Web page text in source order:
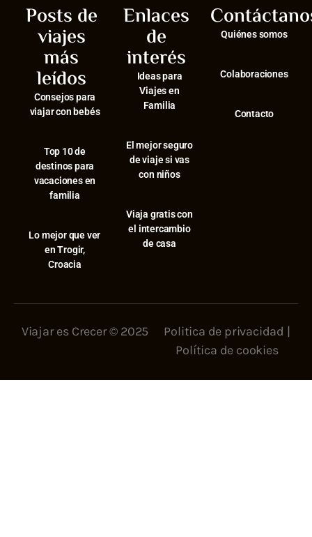
Posts de
viajes
más
leídos
Consejos para
viajar con bebés
⁠Top 10 de
destinos para
vacaciones en
familia
⁠Lo mejor que ver
en Trogir,
Croacia
Enlaces
de
interés
Ideas para
Viajes en
Familia
El mejor seguro
de viaje si vas
con niños
Viaja gratis con
el intercambio
de casa
Quiénes somos
Colaboraciones
Contacto
Viajar es Crecer © 2025 Politica de privacidad |
Política de cookies